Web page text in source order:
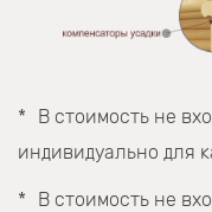
В стоимость не
индивидуально для
В стоимость не